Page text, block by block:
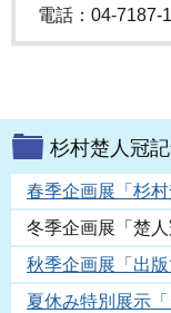
電話：04-7187-
杉村楚人冠
春季企画展「杉
冬季企画展「楚人
秋季企画展「出版
夏休み特別展示